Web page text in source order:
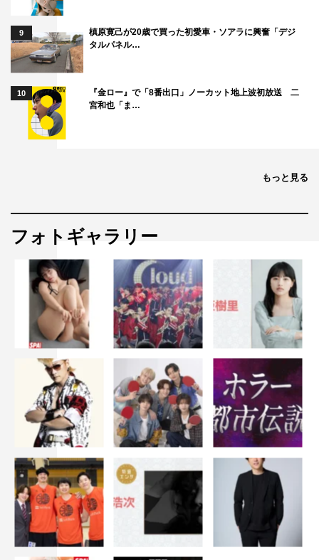
9
槙原寛己が20歳で買った初愛車・ソアラに興奮「デジ
タルパネル…
10
『金ロー』で「8番出口」ノーカット地上波初放送 二
宮和也「ま…
もっと見る
フォトギャラリー